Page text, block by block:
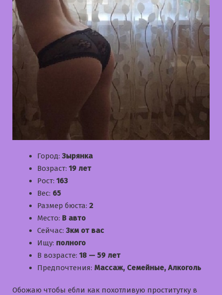
Город: Зырянка
Возраст: 19 лет
Рост: 163
Вес: 65
Размер бюста: 2
Место: В авто
Сейчас: 3км от вас
Ищу: полного
В возрасте: 18 — 59 лет
Предпочтения: Массаж, Семейные, Алкоголь
Обожаю чтобы ебли как похотливую проститутку в